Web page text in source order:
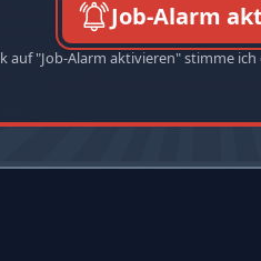
Job-Alarm
auf "Job-Alarm aktivieren" stimme ich